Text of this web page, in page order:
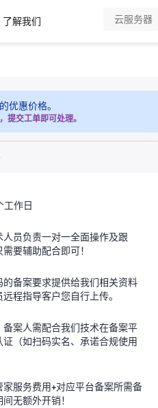
了解我们
优惠价格。
提交工单即可处理。
工作日
人员负责一对一全面操作及跟
要辅助配合即可！
的备案要求提供给我们相关资料
程指导客户您自行上传。
备案人需配合我们技术在备案平
证（如扫码实名、承诺合规使用
服务费用+对应平台备案所需备
无额外开销！